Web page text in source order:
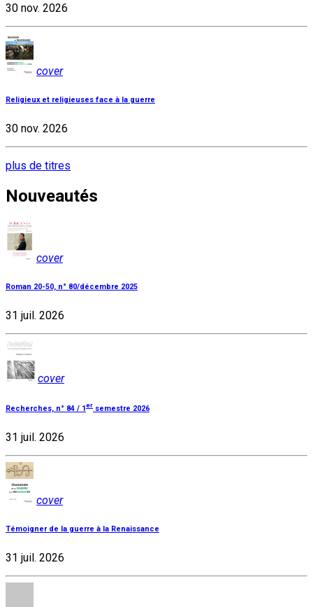
30 nov. 2026
cover
Religieux et religieuses face à la guerre
30 nov. 2026
plus de titres
Nouveautés
cover
Roman 20-50, n° 80/décembre 2025
31 juil. 2026
cover
Recherches, n° 84 / 1 er semestre 2026
31 juil. 2026
cover
Témoigner de la guerre à la Renaissance
31 juil. 2026